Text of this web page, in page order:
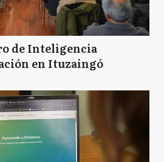
de Inteligencia
en Ituzaingó